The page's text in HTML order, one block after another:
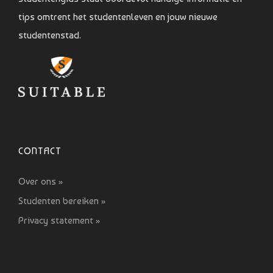
tips omtrent het studentenleven en jouw nieuwe
studentenstad.
CONTACT
Over ons »
Studenten bereiken »
Privacy statement »